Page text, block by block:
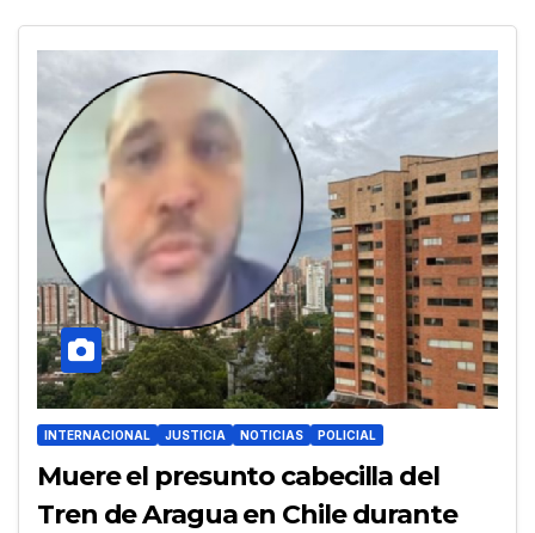
INTERNACIONAL JUSTICIA NOTICIAS POLICIAL
Muere el presunto cabecilla del
Tren de Aragua en Chile durante